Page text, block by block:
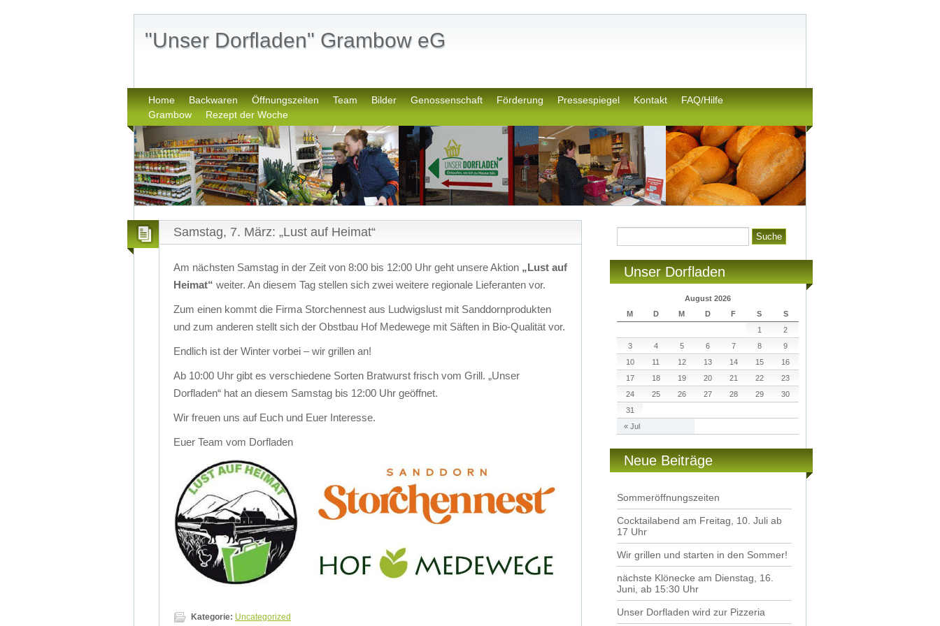
"Unser Dorfladen" Grambow eG
Home Backwaren Öffnungszeiten Team Bilder Genossenschaft Förderung Pressespiegel Kontakt
FAQ/Hilfe
Grambow
Rezept der Woche
Samstag, 7. März: „Lust auf Heimat“
Am nächsten Samstag in der Zeit von 8:00 bis 12:00 Uhr geht unsere Aktion „Lust auf
Heimat“ weiter. An diesem Tag stellen sich zwei weitere regionale Lieferanten vor.
Zum einen kommt die Firma Storchennest aus Ludwigslust mit Sanddornprodukten
und zum anderen stellt sich der Obstbau Hof Medewege mit Säften in Bio-Qualität vor.
Endlich ist der Winter vorbei – wir grillen an!
Ab 10:00 Uhr gibt es verschiedene Sorten Bratwurst frisch vom Grill. „Unser
Dorfladen“ hat an diesem Samstag bis 12:00 Uhr geöffnet.
Wir freuen uns auf Euch und Euer Interesse.
Euer Team vom Dorfladen
Kategorie: Uncategorized
Unser Dorfladen
August 2026
M
D M D F S S
« Jul
1
2
3
4 5 6 7 8
9
10
11 12 13 14 15
16
17
18 19 20 21 22
23
24
25 26 27 28 29
30
31
Neue Beiträge
Sommeröffnungszeiten
Cocktailabend am Freitag, 10. Juli ab
17 Uhr
Wir grillen und starten in den Sommer!
nächste Klönecke am Dienstag, 16.
Juni, ab 15:30 Uhr
Unser Dorfladen wird zur Pizzeria